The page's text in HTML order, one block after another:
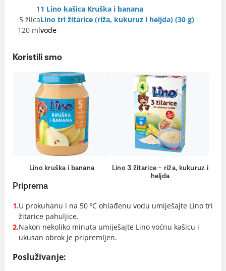
1 1 Lino kašica Kruška i banana
5 žlicaLino tri žitarice (riža, kukuruz i heljda) (30 g)
120 mlvode
Koristili smo
Lino kruška i banana
Lino 3 žitarice – riža, kukuruz i
heljda
Priprema
1.U prokuhanu i na 50 ºC ohlađenu vodu umiješajte Lino tri
žitarice pahuljice.
2.Nakon nekoliko minuta umiješajte Lino voćnu kašicu i
ukusan obrok je pripremljen.
Posluživanje: